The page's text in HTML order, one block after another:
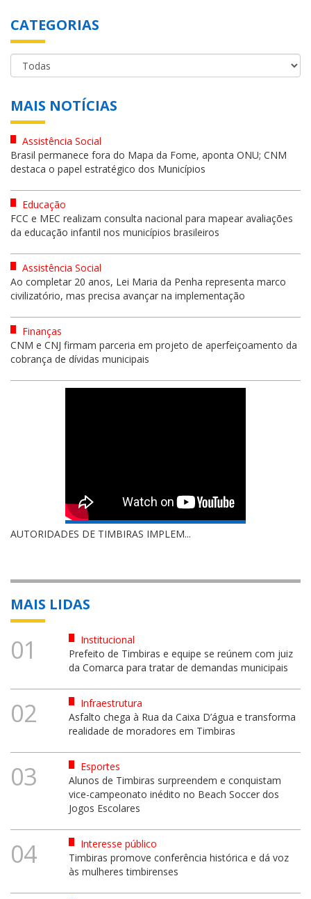
CATEGORIAS
MAIS NOTÍCIAS
Assistência Social
Brasil permanece fora do Mapa da Fome, aponta ONU; CNM
destaca o papel estratégico dos Municípios
Educação
FCC e MEC realizam consulta nacional para mapear avaliações
da educação infantil nos municípios brasileiros
Assistência Social
Ao completar 20 anos, Lei Maria da Penha representa marco
civilizatório, mas precisa avançar na implementação
Finanças
CNM e CNJ firmam parceria em projeto de aperfeiçoamento da
cobrança de dívidas municipais
AUTORIDADES DE TIMBIRAS IMPLEM...
MAIS LIDAS
01
Institucional
Prefeito de Timbiras e equipe se reúnem com juiz
da Comarca para tratar de demandas municipais
02
Infraestrutura
Asfalto chega à Rua da Caixa D’água e transforma
realidade de moradores em Timbiras
03
Esportes
Alunos de Timbiras surpreendem e conquistam
vice-campeonato inédito no Beach Soccer dos
Jogos Escolares
04
Interesse público
Timbiras promove conferência histórica e dá voz
às mulheres timbirenses